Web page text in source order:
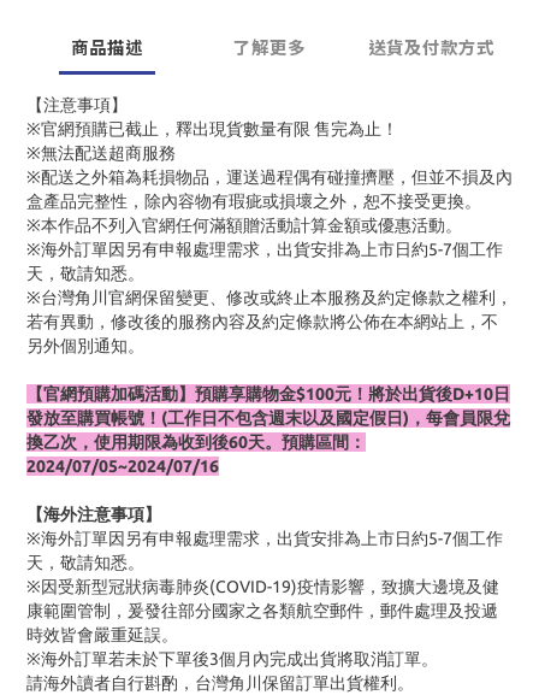
商品描述 了解更多 送貨及付款方式
【注意事項】
※官網預購已截止，釋出現貨數量有限 售完為止！
※無法配送超商服務
※配送之外箱為耗損物品，運送過程偶有碰撞擠壓，但並不損及內
盒產品完整性，除內容物有瑕疵或損壞之外，恕不接受更換。
※本作品不列入官網任何滿額贈活動計算金額或優惠活動。
※海外訂單因另有申報處理需求，出貨安排為上市日約5-7個工作
天，敬請知悉。
※台灣角川官網保留變更、修改或終止本服務及約定條款之權利，
若有異動，修改後的服務內容及約定條款將公佈在本網站上，不
另外個別通知。
【官網預購加碼活動】預購享購物金$100元！將於出貨後D+10日
發放至購買帳號！(工作日不包含週末以及國定假日)，每會員限兌
換乙次，使用期限為收到後60天。預購區間：
2024/07/05~2024/07/16
【海外注意事項】
※海外訂單因另有申報處理需求，出貨安排為上市日約5-7個工作
天，敬請知悉。
※因受新型冠狀病毒肺炎(COVID-19)疫情影響，致擴大邊境及健
康範圍管制，爰發往部分國家之各類航空郵件，郵件處理及投遞
時效皆會嚴重延誤。
※海外訂單若未於下單後3個月內完成出貨將取消訂單。
請海外讀者自行斟酌，台灣角川保留訂單出貨權利。